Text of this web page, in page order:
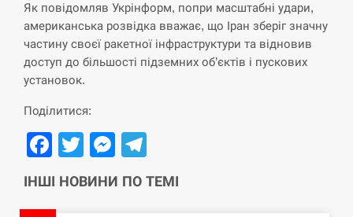
Латвія готова направити до 20
військових для розблокування
Ормузької протоки
СЕРПЕНЬ
12:23
переправу, склады и другие важные
объекты…
Як повідомляв Укрінформ, попри масштабні удари,
американська розвідка вважає, що Іран зберіг значну
частину своєї ракетної інфраструктури та відновив
доступ до більшості підземних об’єктів і пускових
установок.
Поділитися:
Facebook
TwitterMessenger
ІНШІ НОВИНИ ПО ТЕМІ